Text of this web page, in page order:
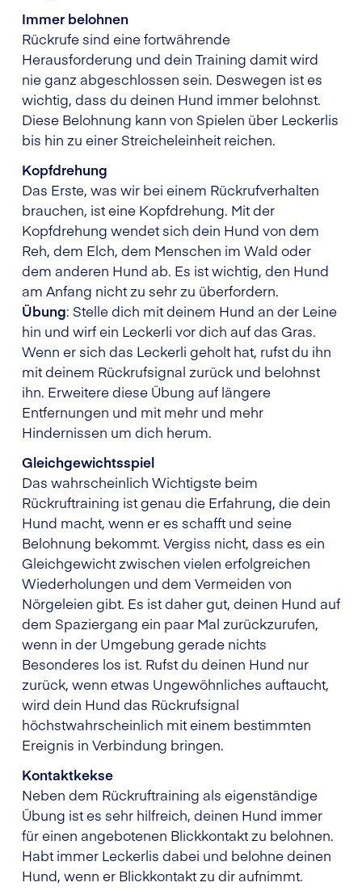
Immer belohnen
Rückrufe sind eine fortwährende
Herausforderung und dein Training damit wird
nie ganz abgeschlossen sein. Deswegen ist es
wichtig, dass du deinen Hund immer belohnst.
Diese Belohnung kann von Spielen über Leckerlis
bis hin zu einer Streicheleinheit reichen.
Kopfdrehung
Das Erste, was wir bei einem Rückrufverhalten
brauchen, ist eine Kopfdrehung. Mit der
Kopfdrehung wendet sich dein Hund von dem
Reh, dem Elch, dem Menschen im Wald oder
dem anderen Hund ab. Es ist wichtig, den Hund
am Anfang nicht zu sehr zu überfordern.
Übung: Stelle dich mit deinem Hund an der Leine
hin und wirf ein Leckerli vor dich auf das Gras.
Wenn er sich das Leckerli geholt hat, rufst du ihn
mit deinem Rückrufsignal zurück und belohnst
ihn. Erweitere diese Übung auf längere
Entfernungen und mit mehr und mehr
Hindernissen um dich herum.
Gleichgewichtsspiel
Das wahrscheinlich Wichtigste beim
Rückruftraining ist genau die Erfahrung, die dein
Hund macht, wenn er es schafft und seine
Belohnung bekommt. Vergiss nicht, dass es ein
Gleichgewicht zwischen vielen erfolgreichen
Wiederholungen und dem Vermeiden von
Nörgeleien gibt. Es ist daher gut, deinen Hund auf
dem Spaziergang ein paar Mal zurückzurufen,
wenn in der Umgebung gerade nichts
Besonderes los ist. Rufst du deinen Hund nur
zurück, wenn etwas Ungewöhnliches auftaucht,
wird dein Hund das Rückrufsignal
höchstwahrscheinlich mit einem bestimmten
Ereignis in Verbindung bringen.
Kontaktkekse
Neben dem Rückruftraining als eigenständige
Übung ist es sehr hilfreich, deinen Hund immer
für einen angebotenen Blickkontakt zu belohnen.
Habt immer Leckerlis dabei und belohne deinen
Hund, wenn er Blickkontakt zu dir aufnimmt.